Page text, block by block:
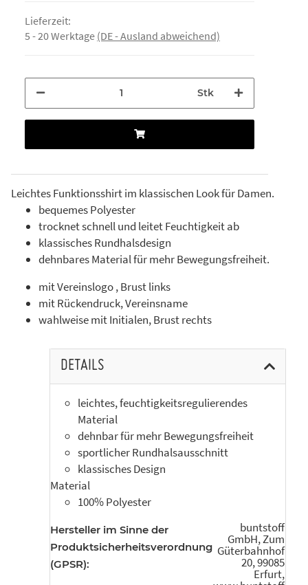
Lieferzeit:
5 - 20 Werktage (DE - Ausland abweichend)
Stk
Leichtes Funktionsshirt im klassischen Look für Damen.
bequemes Polyester
trocknet schnell und leitet Feuchtigkeit ab
klassisches Rundhalsdesign
dehnbares Material für mehr Bewegungsfreiheit.
mit Vereinslogo , Brust links
mit Rückendruck, Vereinsname
wahlweise mit Initialen, Brust rechts
DETAILS
leichtes, feuchtigkeitsregulierendes
Material
dehnbar für mehr Bewegungsfreiheit
sportlicher Rundhalsausschnitt
klassisches Design
Material
100% Polyester
Hersteller im Sinne der
Produktsicherheitsverordnung
(GPSR):
buntstoff
GmbH, Zum
Güterbahnhof
20, 99085
Erfurt,